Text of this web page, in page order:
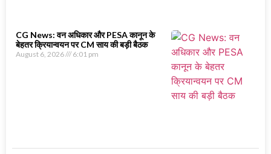
CG News: वन अधिकार और PESA कानून के
बेहतर क्रियान्वयन पर CM साय की बड़ी बैठक
August 6, 2026 6:01 pm